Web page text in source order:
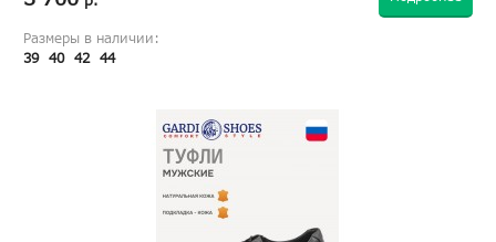
Размеры в наличии:
39 40 42 44